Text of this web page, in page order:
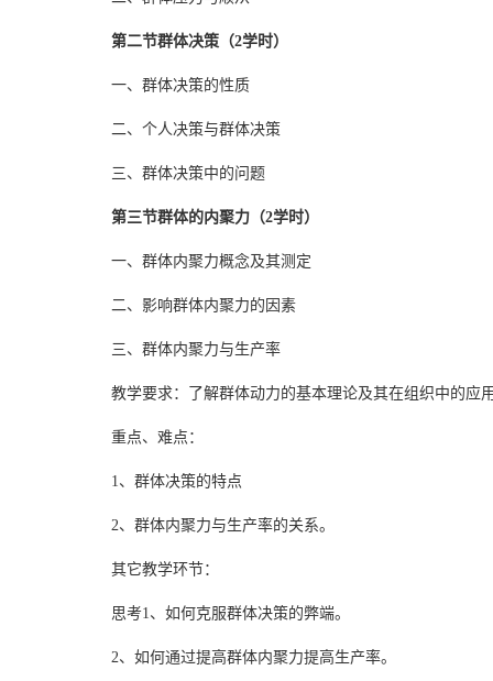
第二节群体决策（2学时）
一、群体决策的性质
二、个人决策与群体决策
三、群体决策中的问题
第三节群体的内聚力（2学时）
一、群体内聚力概念及其测定
二、影响群体内聚力的因素
三、群体内聚力与生产率
教学要求：了解群体动力的基本理论及其在组织中的应
重点、难点：
1、群体决策的特点
2、群体内聚力与生产率的关系。
其它教学环节：
思考1、如何克服群体决策的弊端。
2、如何通过提高群体内聚力提高生产率。